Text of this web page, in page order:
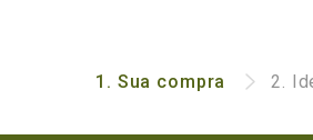
1. Sua compra 2.